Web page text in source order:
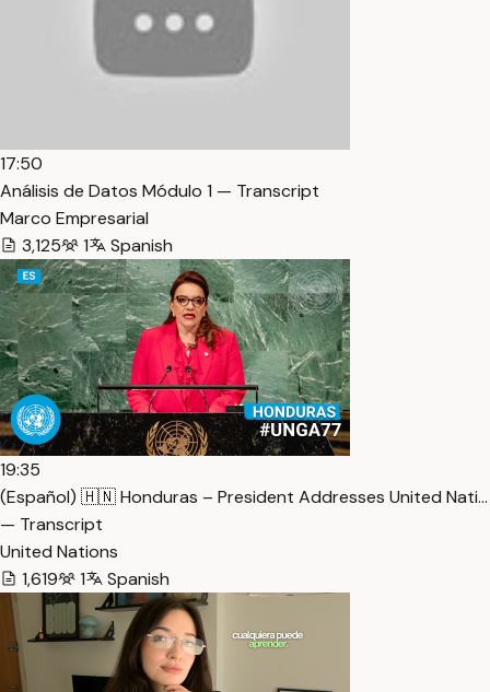
17:50
Análisis de Datos Módulo 1 — Transcript
Marco Empresarial
3,125
1 Spanish
19:35
(Español) 🇭🇳 Honduras – President Addresses United Nati…
— Transcript
United Nations
1,619
1 Spanish